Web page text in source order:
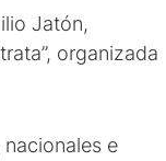
Jatón,
organizada
e